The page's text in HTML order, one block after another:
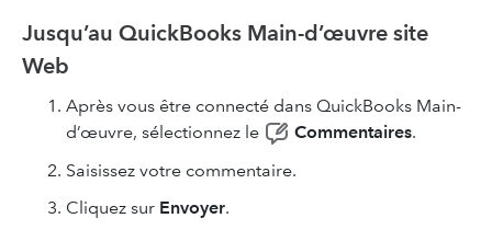
Jusqu’au QuickBooks Main-d’œuvre site
Web
Après vous être connecté dans QuickBooks Main-
d’œuvre, sélectionnez le
Commentaires.
Saisissez votre commentaire.
Cliquez sur Envoyer.